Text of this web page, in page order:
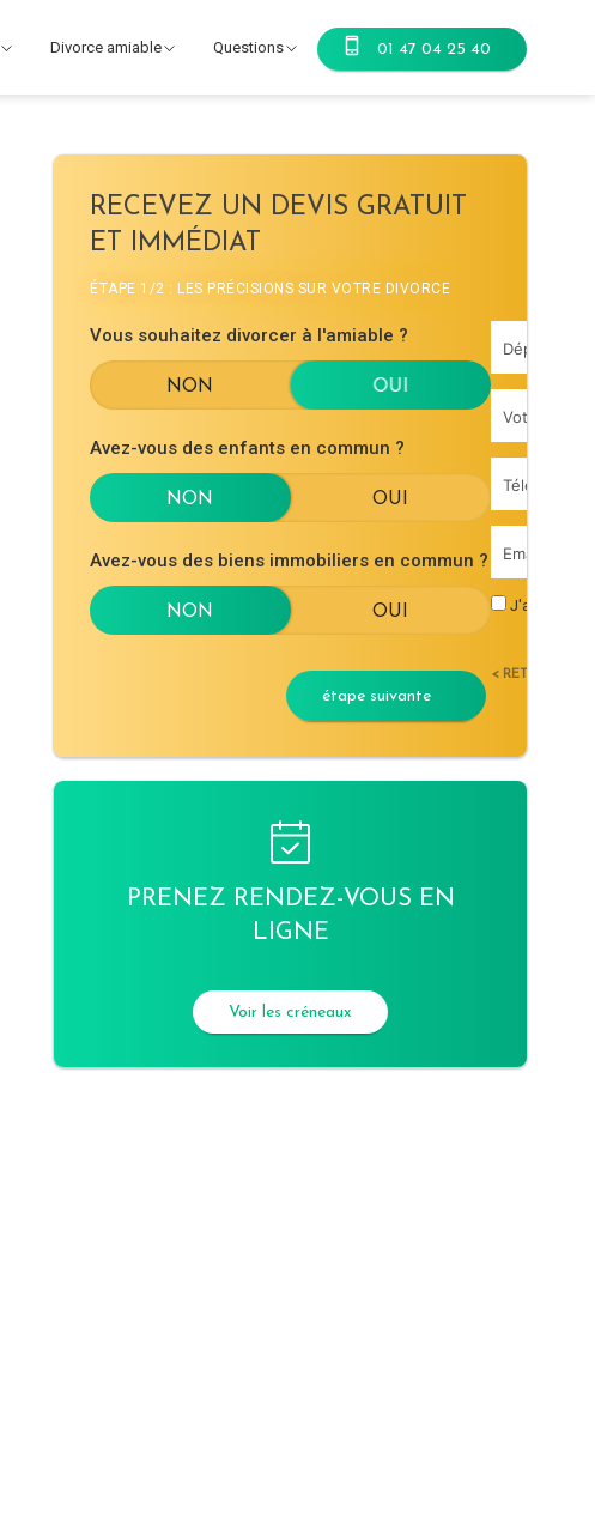
Divorce amiable Questions 01 47 04 25 40
RECEVEZ UN DEVIS GRATUIT
ET IMMÉDIAT
ÉTAPE 1/2 : LES PRÉCISIONS SUR VOTRE DIVORCE
Vous souhaitez divorcer à l'amiable ?
Avez-vous des enfants en commun ?
Avez-vous des biens immobiliers en commun ?
étape suivante
J'accepte
< RETOUR
PRENEZ RENDEZ-VOUS EN
LIGNE
Voir les créneaux